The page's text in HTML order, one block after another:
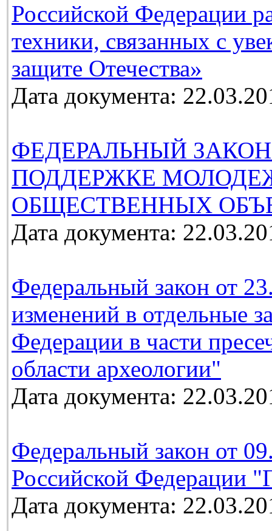
Российской Федерации
техники, связанных с
защите Отечества»
Дата документа:
ФЕДЕРАЛЬНЫЙ
ПОДДЕРЖКЕ
ОБЩЕСТВЕННЫХ
Дата документа:
Федеральный закон от
изменений в отдельные
Федерации в части
области археологии"
Дата документа:
Федеральный закон от
Российской Федерации
Дата документа: